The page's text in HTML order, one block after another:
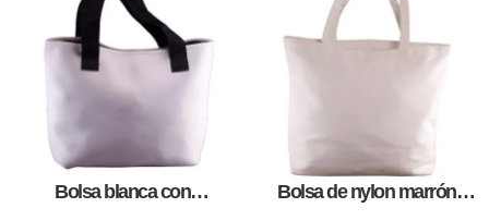
Bolsa blanca con
Bolsa de nylon marrón